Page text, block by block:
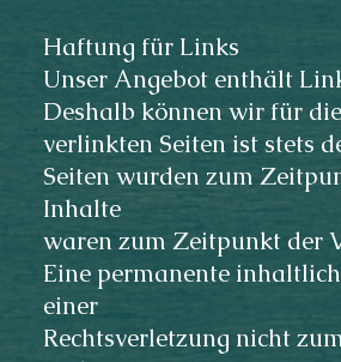
Haftung für Links
Unser Angebot enthält
Deshalb können wir für
verlinkten Seiten ist stets
Seiten wurden zum
Inhalte
waren zum Zeitpunkt der
Eine permanente
einer
Rechtsverletzung nicht